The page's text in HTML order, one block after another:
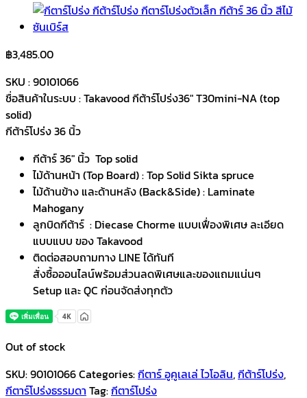
฿3,485.00
SKU : 90101066
ชื่อสินค้าในระบบ : Takavood กีต้าร์โปร่ง36″ T30mini-NA (top
solid)
กีต้าร์โปร่ง 36 นิ้ว
กีต้าร์ 36″ นิ้ว Top solid
ไม้ด้านหน้า (Top Board) : Top Solid Sikta spruce
ไม้ด้านข้าง และด้านหลัง (Back&Side) : Laminate
Mahogany
ลูกบิดกีต้าร์ : Diecase Chorme แบบเฟื่องพิเศษ ละเอียด
แบบแบบ ของ Takavood
ติดต่อสอบถามทาง LINE ได้ทันที
สั่งซื้อออนไลน์พร้อมส่วนลดพิเศษและของแถมแน่นๆ
Setup และ QC ก่อนจัดส่งทุกตัว
Out of stock
SKU:90101066Categories:กีตาร์ อูคูเลเล่ ไวโอลิน,กีต้าร์โปร่ง,
กีตาร์โปร่งธรรมดา Tag:กีตาร์โปร่ง